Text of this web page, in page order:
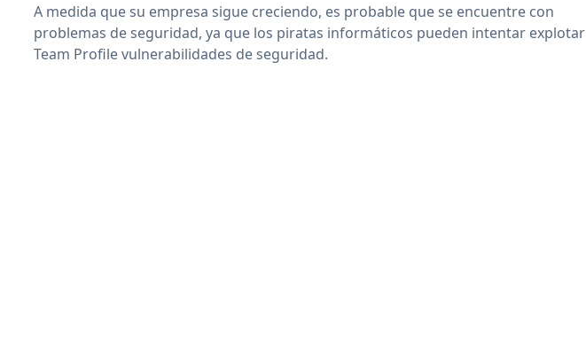
A medida que su empresa sigue creciendo, es probable que se encuentre con
problemas de seguridad, ya que los piratas informáticos pueden intentar explotar
Team Profile vulnerabilidades de seguridad.